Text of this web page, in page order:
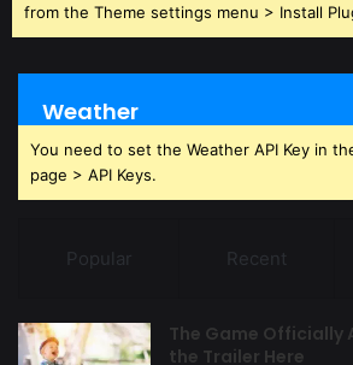
from the Theme settings menu > Install
Weather
You need to set the Weather API Key in
page > API Keys.
Popular Recent
The Game Officially
the Trailer Here